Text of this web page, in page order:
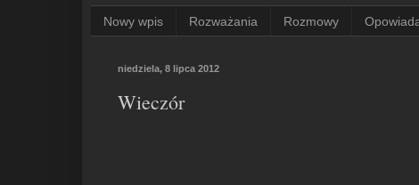
Nowy wpis Rozważania Rozmowy
niedziela, 8 lipca 2012
Wieczór